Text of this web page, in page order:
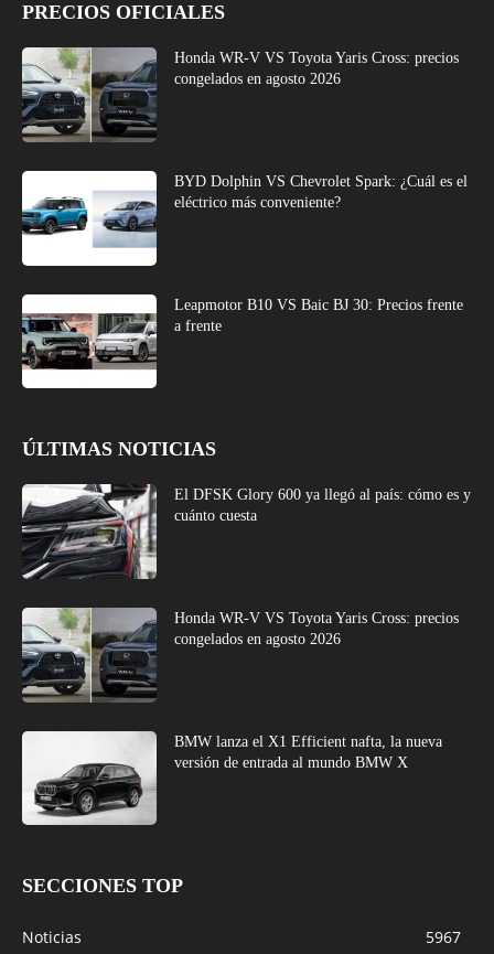
PRECIOS OFICIALES
Honda WR-V VS Toyota Yaris Cross: precios
congelados en agosto 2026
BYD Dolphin VS Chevrolet Spark: ¿Cuál es el
eléctrico más conveniente?
Leapmotor B10 VS Baic BJ 30: Precios frente
a frente
ÚLTIMAS NOTICIAS
El DFSK Glory 600 ya llegó al país: cómo es y
cuánto cuesta
Honda WR-V VS Toyota Yaris Cross: precios
congelados en agosto 2026
BMW lanza el X1 Efficient nafta, la nueva
versión de entrada al mundo BMW X
SECCIONES TOP
Noticias
5967